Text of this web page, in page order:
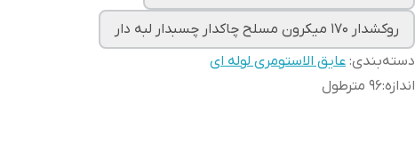
روکشدار 170 میکرون مسلح چاکدار چسبدار لبه دار
دسته‌بندی: عایق الاستومری لوله ای
اندازه:96 مترطول